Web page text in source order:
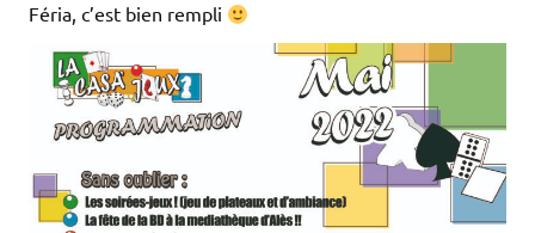
Féria, c’est bien rempli